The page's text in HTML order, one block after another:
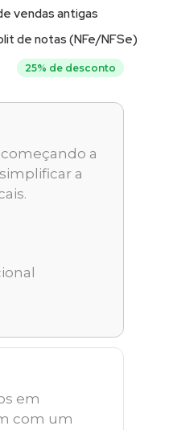
vendas antigas
de notas (NFe/NFSe)
25% de desconto
a
a
em
com um